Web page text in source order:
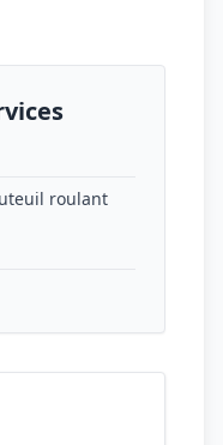
roulant